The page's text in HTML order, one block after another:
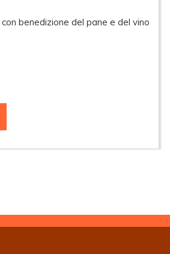
con benedizione del pane e del vino
DEL